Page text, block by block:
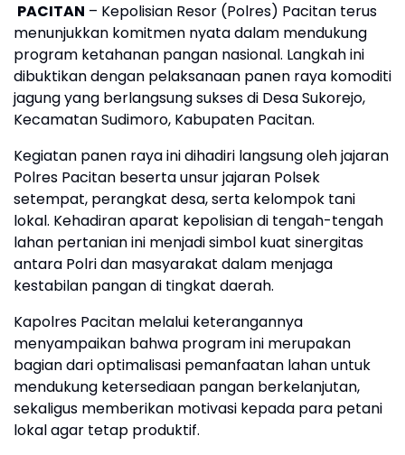
PACITAN – Kepolisian Resor (Polres) Pacitan terus
menunjukkan komitmen nyata dalam mendukung
program ketahanan pangan nasional. Langkah ini
dibuktikan dengan pelaksanaan panen raya komoditi
jagung yang berlangsung sukses di Desa Sukorejo,
Kecamatan Sudimoro, Kabupaten Pacitan.
Kegiatan panen raya ini dihadiri langsung oleh jajaran
Polres Pacitan beserta unsur jajaran Polsek
setempat, perangkat desa, serta kelompok tani
lokal. Kehadiran aparat kepolisian di tengah-tengah
lahan pertanian ini menjadi simbol kuat sinergitas
antara Polri dan masyarakat dalam menjaga
kestabilan pangan di tingkat daerah.
Kapolres Pacitan melalui keterangannya
menyampaikan bahwa program ini merupakan
bagian dari optimalisasi pemanfaatan lahan untuk
mendukung ketersediaan pangan berkelanjutan,
sekaligus memberikan motivasi kepada para petani
lokal agar tetap produktif.